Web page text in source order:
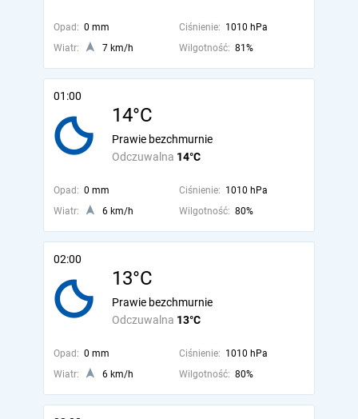
Opad: 0 mm Ciśnienie: 1010 hPa
Wiatr:
7 km/h Wilgotność: 81%
01:00
14°C
Odczuwalna 14°C
Prawie bezchmurnie
Opad: 0 mm Ciśnienie: 1010 hPa
Wiatr:
6 km/h Wilgotność: 80%
02:00
13°C
Odczuwalna 13°C
Prawie bezchmurnie
Opad: 0 mm Ciśnienie: 1010 hPa
Wiatr:
6 km/h Wilgotność: 80%